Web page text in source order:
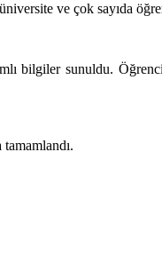
ve çok sayıda
bilgiler sunuldu.